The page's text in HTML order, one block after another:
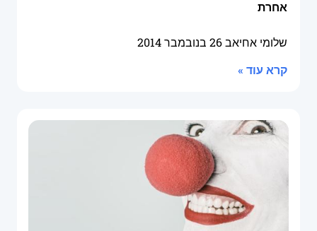
אחרת
שלומי אחיאב26 בנובמבר 2014
קרא עוד »